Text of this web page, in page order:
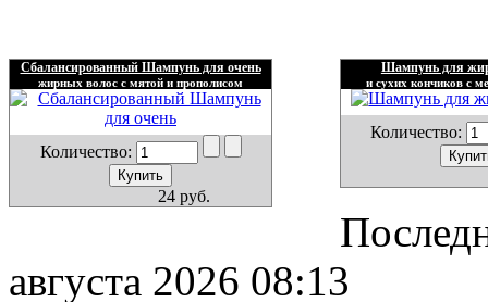
Сбалансированный Шампунь для очень
жирных волос с мятой и прополисом
Количество:
24 руб.
Шампунь для
и сухих кончиков с
Количество:
августа 2026 08:13